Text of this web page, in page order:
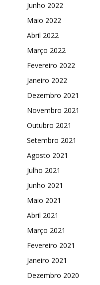
Junho 2022
Maio 2022
Abril 2022
Março 2022
Fevereiro 2022
Janeiro 2022
Dezembro 2021
Novembro 2021
Outubro 2021
Setembro 2021
Agosto 2021
Julho 2021
Junho 2021
Maio 2021
Abril 2021
Março 2021
Fevereiro 2021
Janeiro 2021
Dezembro 2020